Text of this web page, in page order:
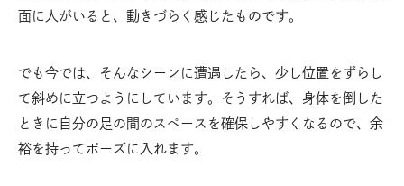
面に人がいると、動きづらく感じたものです。
でも今では、そんなシーンに遭遇したら、少し位置をずらし
て斜めに立つようにしています。そうすれば、身体を倒した
ときに自分の足の間のスペースを確保しやすくなるので、余
裕を持ってポーズに入れます。